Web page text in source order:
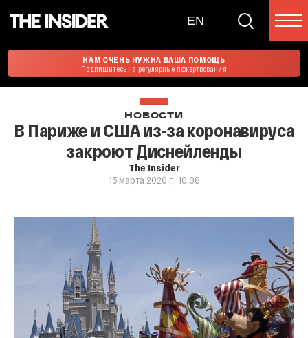
EN
НАМ ОЧЕНЬ НУЖНА ВАША ПОМОЩЬ
Подпишитесь на регулярные пожертвования
НОВОСТИ
В Париже и США из-за коронавируса
закроют Диснейленды
The Insider
13 марта 2020 г., 10:08